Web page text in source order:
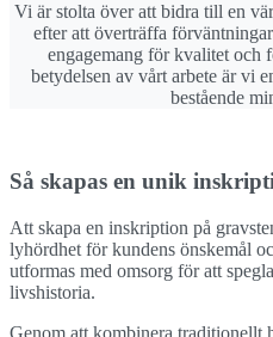
Vi är stolta över att bidra till en
efter att överträffa
engagemang för kvalitet och
betydelsen av vårt arbete är vi
bestående
Så skapas en unik
Att skapa en inskription på
lyhördhet för kundens önskemål
utformas med omsorg för att
livshistoria.
Genom att kombinera traditionellt